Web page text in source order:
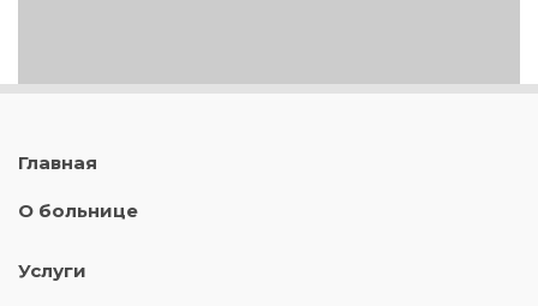
Главная
О больнице
Услуги